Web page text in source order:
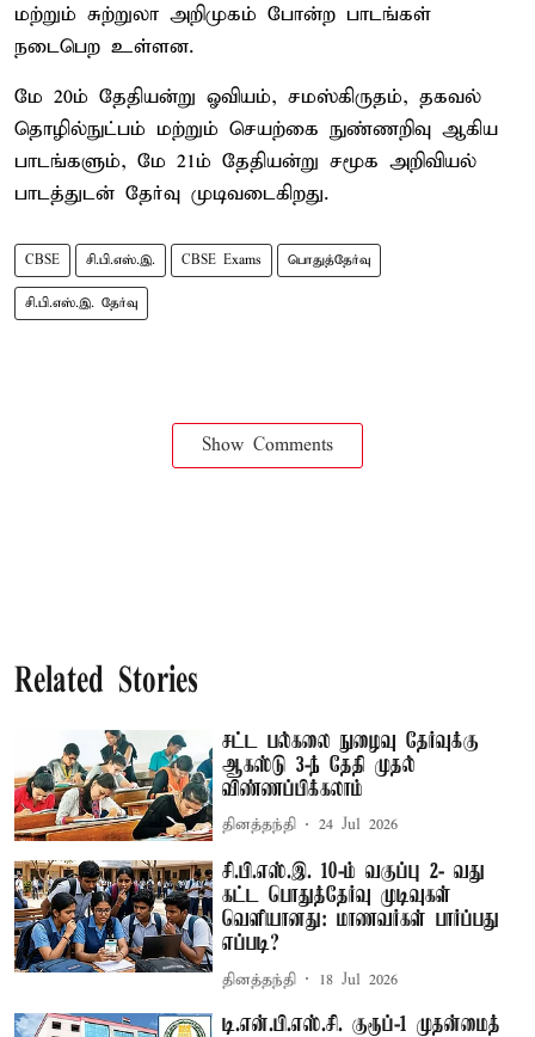
மற்றும் சுற்றுலா அறிமுகம் போன்ற பாடங்கள்
நடைபெற உள்ளன.
மே 20ம் தேதியன்று ஓவியம், சமஸ்கிருதம், தகவல்
தொழில்நுட்பம் மற்றும் செயற்கை நுண்ணறிவு ஆகிய
பாடங்களும், மே 21ம் தேதியன்று சமூக அறிவியல்
பாடத்துடன் தேர்வு முடிவடைகிறது.
CBSE சி.பி.எஸ்.இ. CBSE Exams பொதுத்தேர்வு
சி.பி.எஸ்.இ. தேர்வு
Show Comments
Related Stories
சட்ட பல்கலை நுழைவு தேர்வுக்கு
ஆகஸ்டு 3-ந் தேதி முதல்
விண்ணப்பிக்கலாம்
தினத்தந்தி 24 Jul 2026
சி.பி.எஸ்.இ. 10-ம் வகுப்பு 2- வது
கட்ட பொதுத்தேர்வு முடிவுகள்
வெளியானது: மாணவர்கள் பார்ப்பது
எப்படி?
தினத்தந்தி 18 Jul 2026
டி.என்.பி.எஸ்.சி. குரூப்-1 முதன்மைத்